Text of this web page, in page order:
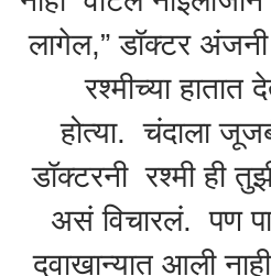
लागेल,” डॉक्टर अंजनी
रश्मीच्या हातात
होत्या. चंदाला
डॉक्टरनी रश्मी ही
असं विचारलं. पण पाच
दवाखान्यात आली